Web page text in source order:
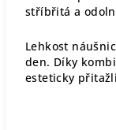
stříbřitá a
Lehkost
den. Díky
esteticky